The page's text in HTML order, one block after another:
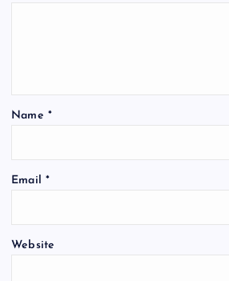
i
o
Name *
Email *
Website